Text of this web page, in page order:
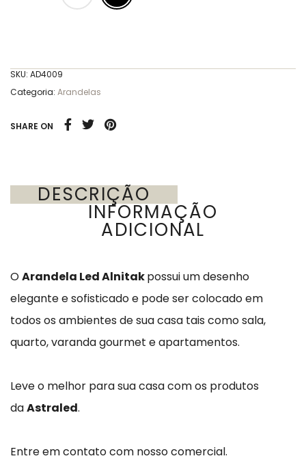
SKU: AD4009
Categoria: Arandelas
SHARE ON
DESCRIÇÃO
INFORMAÇÃO
ADICIONAL
OArandela Led Alnitakpossui um desenho
elegante e sofisticado e pode ser colocado em
todos os ambientes de sua casa tais como sala,
quarto, varanda gourmet e apartamentos.
Leve o melhor para sua casa com os produtos
daAstraled.
Entre em contato com nosso comercial.